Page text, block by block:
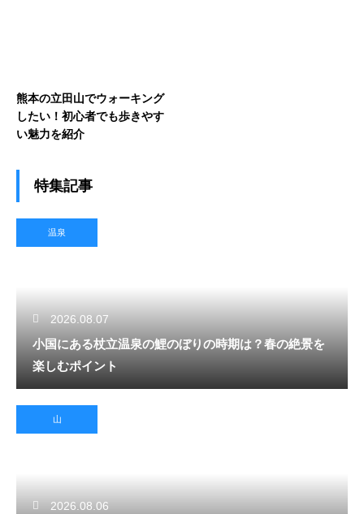
熊本の立田山でウォーキング
したい！初心者でも歩きやす
い魅力を紹介
特集記事
温泉
2026.08.07
小国にある杖立温泉の鯉のぼりの時期は？春の絶景を
楽しむポイント
山
2026.08.06